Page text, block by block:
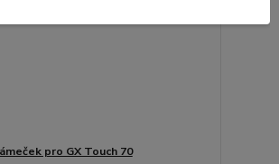
pro GX Touch 70